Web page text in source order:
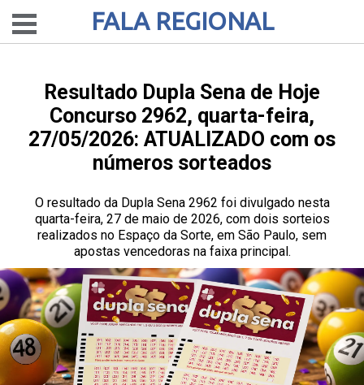
FALA REGIONAL
Resultado Dupla Sena de Hoje
Concurso 2962, quarta-feira,
27/05/2026: ATUALIZADO com os
números sorteados
O resultado da Dupla Sena 2962 foi divulgado nesta
quarta-feira, 27 de maio de 2026, com dois sorteios
realizados no Espaço da Sorte, em São Paulo, sem
apostas vencedoras na faixa principal.